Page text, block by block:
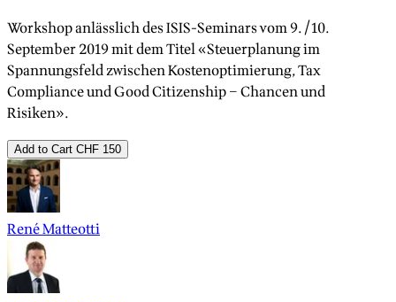
Workshop anlässlich des ISIS-Seminars vom 9./10.
September 2019 mit dem Titel «Steuerplanung im
Spannungsfeld zwischen Kostenoptimierung, Tax
Compliance und Good Citizenship – Chancen und
Risiken».
Add to Cart CHF 150
René Matteotti